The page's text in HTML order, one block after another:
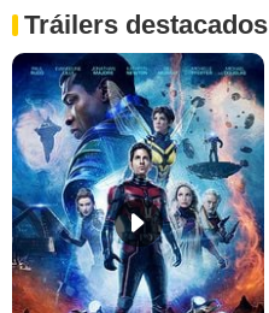
Tráilers destacados